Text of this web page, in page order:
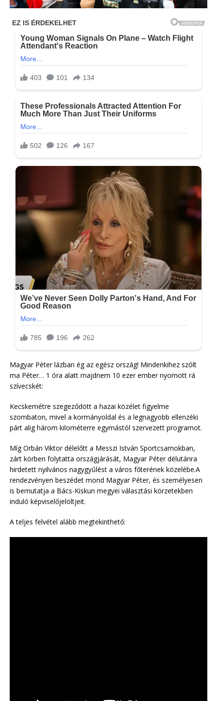
Magyar Péter lázban ég az egész ország! Mindenkihez szólt
ma Péter… 1 óra alatt majdnem 10 ezer ember nyomott rá
szívecskét:
Kecskemétre szegeződött a hazai közélet figyelme
szombaton, mivel a kormányoldal és a legnagyobb ellenzéki
párt alig három kilométerre egymástól szervezett programot.
Míg Orbán Viktor délelőtt a Messzi István Sportcsarnokban,
zárt körben folytatta országjárását, Magyar Péter délutánra
hirdetett nyilvános nagygyűlést a város főterének közelébe.A
rendezvényen beszédet mond Magyar Péter, és személyesen
is bemutatja a Bács-Kiskun megyei választási körzetekben
induló képviselőjelöltjeit.
A teljes felvétel alább megtekinthető: